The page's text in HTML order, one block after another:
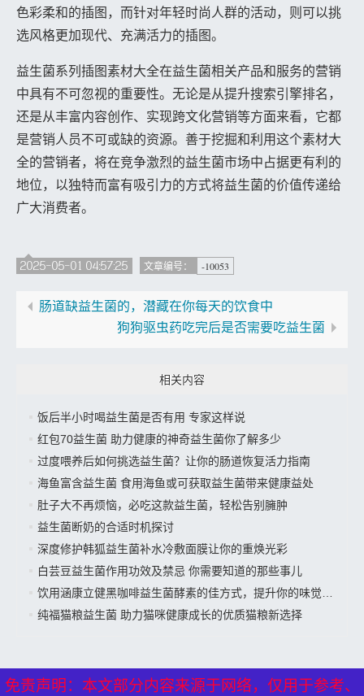
色彩柔和的插图，而针对年轻时尚人群的活动，则可以挑
选风格更加现代、充满活力的插图。
益生菌系列插图素材大全在益生菌相关产品和服务的营销
中具有不可忽视的重要性。无论是从提升搜索引擎排名，
还是从丰富内容创作、实现跨文化营销等方面来看，它都
是营销人员不可或缺的资源。善于挖掘和利用这个素材大
全的营销者，将在竞争激烈的益生菌市场中占据更有利的
地位，以独特而富有吸引力的方式将益生菌的价值传递给
广大消费者。
2025-05-01 04:57:25 文章编号： -10053
肠道缺益生菌的，潜藏在你每天的饮食中
狗狗驱虫药吃完后是否需要吃益生菌
相关内容
饭后半小时喝益生菌是否有用 专家这样说
红包70益生菌 助力健康的神奇益生菌你了解多少
过度喂养后如何挑选益生菌？让你的肠道恢复活力指南
海鱼富含益生菌 食用海鱼或可获取益生菌带来健康益处
肚子大不再烦恼，必吃这款益生菌，轻松告别臃肿
益生菌断奶的合适时机探讨
深度修护韩狐益生菌补水冷敷面膜让你的重焕光彩
白芸豆益生菌作用功效及禁忌 你需要知道的那些事儿
饮用涵康立健黑咖啡益生菌酵素的佳方式，提升你的味觉体验
纯福猫粮益生菌 助力猫咪健康成长的优质猫粮新选择
免责声明：本文部分内容来源于网络，仅用于参考、
免责声明：本文部分内容来源于网络，仅用于参考、